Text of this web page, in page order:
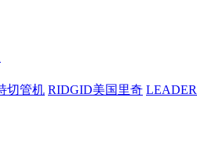
切管机 RIDGID美国里奇